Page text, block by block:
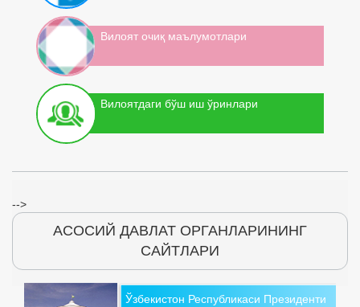
Вилоят очиқ маълумотлари
Вилоятдаги бўш иш ўринлари
-->
АСОСИЙ ДАВЛАТ ОРГАНЛАРИНИНГ
САЙТЛАРИ
Ўзбекистон Республикаси Президенти